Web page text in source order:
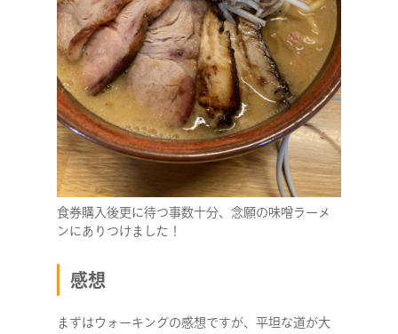
食券購入後更に待つ事数十分、念願の味噌ラーメ
ンにありつけました！
感想
まずはウォーキングの感想ですが、平坦な道が大